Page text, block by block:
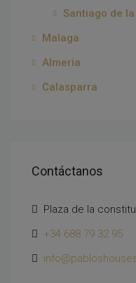
Santiago de
Malaga
Almeria
Calasparra
Contáctanos
Plaza de la
+34 688 79 32 95